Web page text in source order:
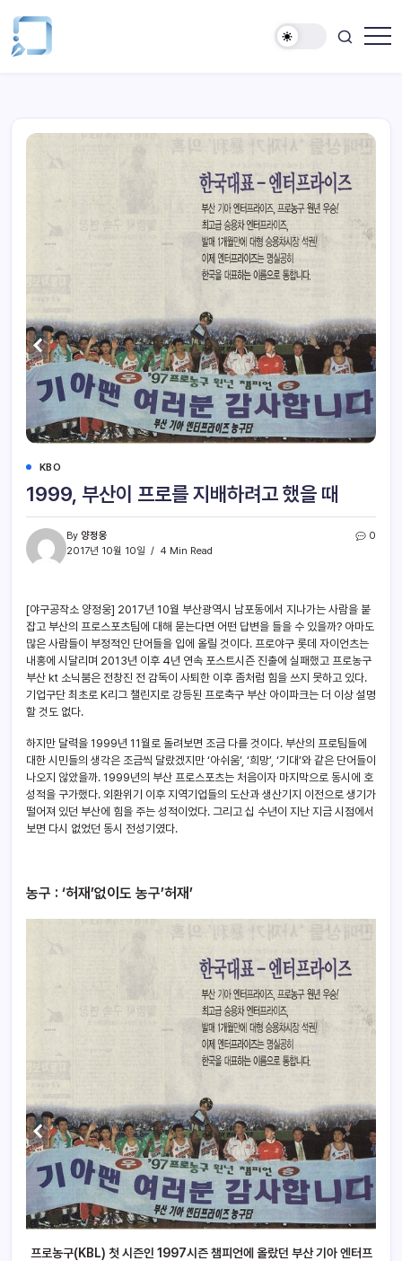
KBO
1999, 부산이 프로를 지배하려고 했을 때
By 양정웅
2017년 10월 10일
4 Min Read
0
[야구공작소 양정웅] 2017년 10월 부산광역시 남포동에서 지나가는 사람을 붙
잡고 부산의 프로스포츠팀에 대해 묻는다면 어떤 답변을 들을 수 있을까? 아마도
많은 사람들이 부정적인 단어들을 입에 올릴 것이다. 프로야구 롯데 자이언츠는
내홍에 시달리며 2013년 이후 4년 연속 포스트시즌 진출에 실패했고 프로농구
부산 kt 소닉붐은 전창진 전 감독이 사퇴한 이후 좀처럼 힘을 쓰지 못하고 있다.
기업구단 최초로 K리그 챌린지로 강등된 프로축구 부산 아이파크는 더 이상 설명
할 것도 없다.
하지만 달력을 1999년 11월로 돌려보면 조금 다를 것이다. 부산의 프로팀들에
대한 시민들의 생각은 조금씩 달랐겠지만 ‘아쉬움’, ‘희망’, ‘기대’와 같은 단어들이
나오지 않았을까. 1999년의 부산 프로스포츠는 처음이자 마지막으로 동시에 호
성적을 구가했다. 외환위기 이후 지역기업들의 도산과 생산기지 이전으로 생기가
떨어져 있던 부산에 힘을 주는 성적이었다. 그리고 십 수년이 지난 지금 시점에서
보면 다시 없었던 동시 전성기였다.
농구 : ‘허재’없이도 농구’허재’
프로농구(KBL) 첫 시즌인 1997시즌 챔피언에 올랐던 부산 기아 엔터프